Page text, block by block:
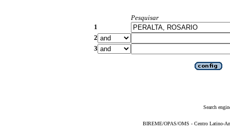
Pesquisar
1
2
3
Search
BIREME/OPAS/OMS - Centro Latino-